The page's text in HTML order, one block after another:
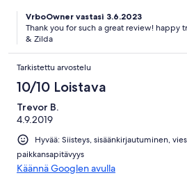
VrboOwner vastasi 3.6.2023
Thank you for such a great review! happy
& Zilda
Tarkistettu arvostelu
10/10 Loistava
Trevor B.
4.9.2019
Hyvää: Siisteys, sisäänkirjautuminen,
paikkansapitävyys
Käännä Googlen avulla